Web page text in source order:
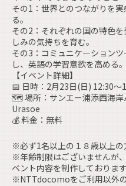
その1：世界とのつながりを
る。
その2：それぞれの国の特色
しみの気持ちを育む。
その3：コミュニケーション
し、英語の学習意欲を高める。
【イベント詳細】
📅 日時：2月23日(日) 12:30～
🗺️ 場所：サンエー浦添西海
Urasoe
💰 料金：無料
※必ず1名以上の１８歳以上
※年齢制限はございませんが
ベント内容を制作しております
※NTTdocomoをご利用以外